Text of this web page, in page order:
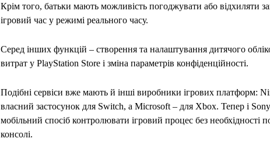
Крім того, батьки мають можливість погоджувати або відхиляти
ігровий час у режимі реального часу.
Серед інших функцій – створення та налаштування дитячого
витрат у PlayStation Store і зміна параметрів конфіденційності.
Подібні сервіси вже мають й інші виробники ігрових платформ:
власний застосунок для Switch, а Microsoft – для Xbox. Тепер і
мобільний спосіб контролювати ігровий процес без необхідності
консолі.